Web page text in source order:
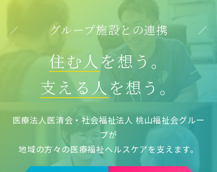
グループ施設との連携
住む人を想う。
支える人 を想う。
医療法人医清会・社会福祉法人 桃山福祉会グルー
プが
地域の方々の医療福祉ヘルスケアを支えます。